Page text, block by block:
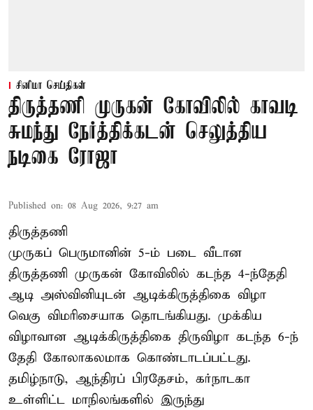
சினிமா செய்திகள்
திருத்தணி முருகன் கோவிலில் காவடி
சுமந்து நேர்த்திக்கடன் செலுத்திய
நடிகை ரோஜா
Published on: 08 Aug 2026, 9:27 am
திருத்தணி
முருகப் பெருமானின் 5-ம் படை வீடான
திருத்தணி முருகன் கோவிலில் கடந்த 4-ந்தேதி
ஆடி அஸ்வினியுடன் ஆடிக்கிருத்திகை விழா
வெகு விமரிசையாக தொடங்கியது. முக்கிய
விழாவான ஆடிக்கிருத்திகை திருவிழா கடந்த 6-ந்
தேதி கோலாகலமாக கொண்டாடப்பட்டது.
தமிழ்நாடு, ஆந்திரப் பிரதேசம், கர்நாடகா
உள்ளிட்ட மாநிலங்களில் இருந்து